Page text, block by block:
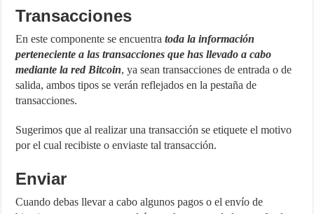
Transacciones
En este componente se encuentratoda la información
perteneciente a las transacciones que has llevado a cabo
mediante la red Bitcoin, ya sean transacciones de entrada o de
salida, ambos tipos se verán reflejados en la pestaña de
transacciones.
Sugerimos que al realizar una transacción se etiquete el motivo
por el cual recibiste o enviaste tal transacción.
Enviar
Cuando debas llevar a cabo algunos pagos o el envío de